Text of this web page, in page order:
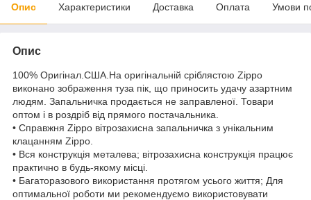
Опис Характеристики Доставка Оплата Умови
Опис
100% Оригінал.США.На оригінальній сріблястою Zippo
виконано зображення туза пік, що приносить удачу азартним
людям. Запальничка продається не заправленої. Товари
оптом і в роздріб від прямого постачальника.
• Справжня Zippo вітрозахисна запальничка з унікальним
клацанням Zippo.
• Вся конструкція металева; вітрозахисна конструкція працює
практично в будь-якому місці.
• Багаторазового використання протягом усього життя; Для
оптимальної роботи ми рекомендуємо використовувати